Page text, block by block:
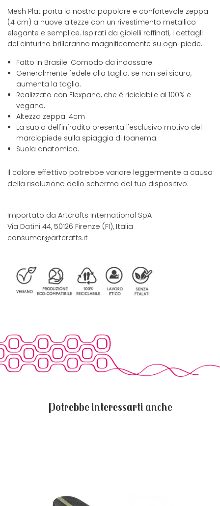
Mesh Plat porta la nostra popolare e confortevole zeppa
(4 cm) a nuove altezze con un rivestimento metallico
elegante e semplice. Ispirati da gioielli raffinati, i dettagli
del cinturino brilleranno magnificamente su ogni piede.
Fatto in Brasile. Comodo da indossare.
Generalmente fedele alla taglia: se non sei sicuro,
aumenta la taglia.
Realizzato con Flexpand, che è riciclabile al 100% e
vegano.
Altezza zeppa: 4cm
La suola dell'infradito presenta l'esclusivo motivo del
marciapiede sulla spiaggia di Ipanema.
Suola anatomica.
Il colore effettivo potrebbe variare leggermente a causa
della risoluzione dello schermo del tuo dispositivo.
Importato da Artcrafts International SpA
Via Datini 44, 50126 Firenze (FI), Italia
consumer@artcrafts.it
Potrebbe interessarti anche